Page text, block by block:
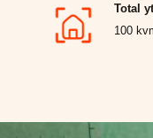
Total
100